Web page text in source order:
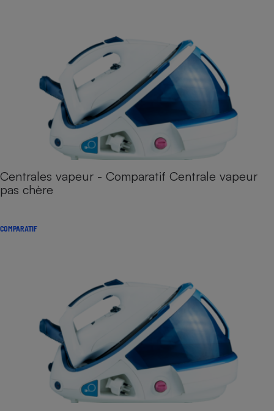
Centrales vapeur - Comparatif Centrale vapeur
pas chère
COMPARATIF